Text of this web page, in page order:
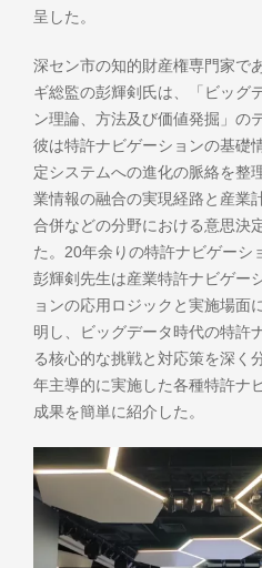
呈した。
深セン市の知的財産権専門家で
ギ総監の彭輝剣氏は、「ビッグ
ン理論、方法及び価値発掘」の
彼は特許ナビゲーションの基礎
定システムへの進化の脈絡を整
業情報の融合の実現経路と産業
合併などの分野における意思決
た。20年余りの特許ナビゲーシ
彭輝剣先生は産業特許ナビゲー
ョンの応用ロジックと実施場面
明し、ビッグデータ時代の特許
る核心的な挑戦と対応策を深く
年主導的に実施した各種特許ナ
成果を簡単に紹介した。